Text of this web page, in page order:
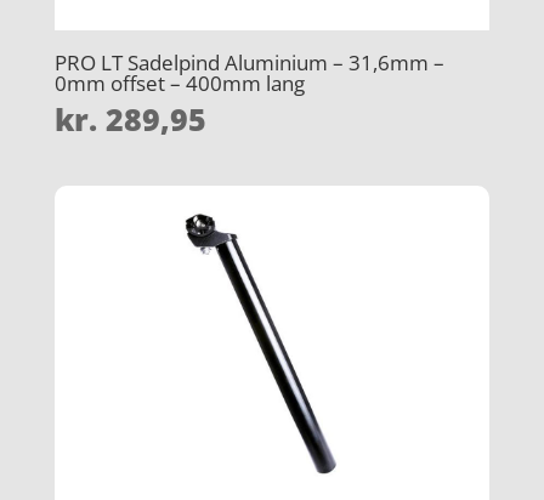
PRO LT Sadelpind Aluminium – 31,6mm –
0mm offset – 400mm lang
kr. 289,95